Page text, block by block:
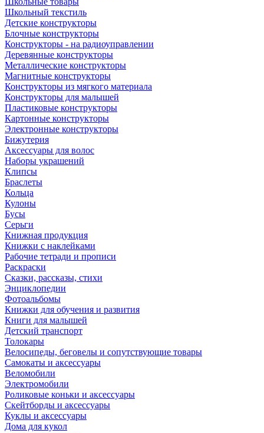
Школьный текстиль
Детские конструкторы
Блочные конструкторы
Конструкторы - на радиоуправлении
Деревянные конструкторы
Металлические конструкторы
Магнитные конструкторы
Конструкторы из мягкого материала
Конструкторы для малышей
Пластиковые конструкторы
Картонные конструкторы
Электронные конструкторы
Бижутерия
Аксессуары для волос
Наборы украшений
Клипсы
Браслеты
Кольца
Кулоны
Бусы
Серьги
Книжная продукция
Книжки с наклейками
Рабочие тетради и прописи
Раскраски
Сказки, рассказы, стихи
Энциклопедии
Фотоальбомы
Книжки для обучения и развития
Книги для малышей
Детский транспорт
Толокары
Велосипеды, беговелы и сопутствующие товары
Самокаты и аксессуары
Веломобили
Электромобили
Роликовые коньки и аксессуары
Скейтборды и аксессуары
Куклы и аксессуары
Дома для кукол